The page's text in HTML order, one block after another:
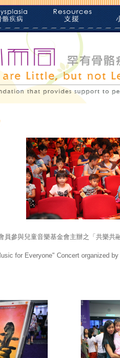
員參與兒童音樂基金會主辦之「共樂共
for Everyone" Concert organized